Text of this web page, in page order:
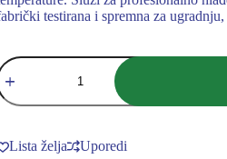
testirana i spremna za
BITZER
4J-
13.2
Lista želja Uporedi